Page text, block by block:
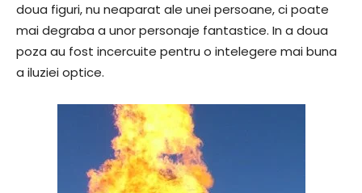
doua figuri, nu neaparat ale unei persoane, ci poate
mai degraba a unor personaje fantastice. In a doua
poza au fost incercuite pentru o intelegere mai buna
a iluziei optice.